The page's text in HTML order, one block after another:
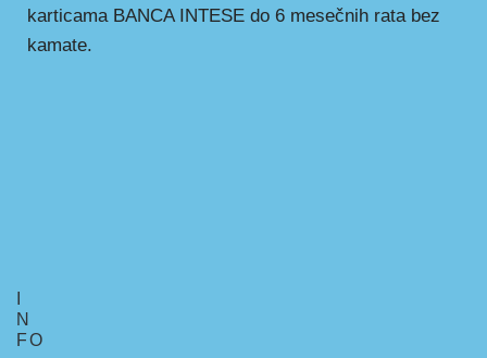
karticama BANCA INTESE do 6 mesečnih rata bez
kamate.
N
FO